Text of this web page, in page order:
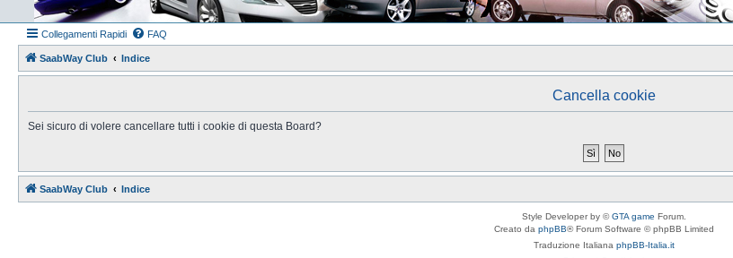
Collegamenti Rapidi FAQ
SaabWay Club Indice
Cancella cookie
Sei sicuro di volere cancellare tutti i cookie di questa Board?
SaabWay Club Indice
Style Developer by ©GTA game Forum.
Creato da phpBB® Forum Software © phpBB Limited
Traduzione Italiana phpBB-Italia.it